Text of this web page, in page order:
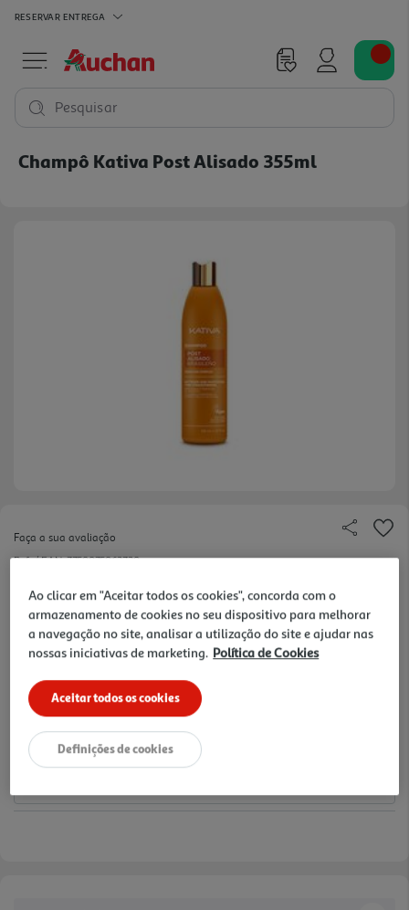
RESERVAR ENTREGA
Pesquisar
Champô Kativa Post Alisado 355ml
Faça a sua avaliação
Ref. / EAN:7750075063730
7.9 €/un
Notas de preparação
Ao clicar em "Aceitar todos os cookies", concorda com o
armazenamento de cookies no seu dispositivo para melhorar
a navegação no site, analisar a utilização do site e ajudar nas
nossas iniciativas de marketing. Política de Cookies
Aceitar todos os cookies
Definições de cookies